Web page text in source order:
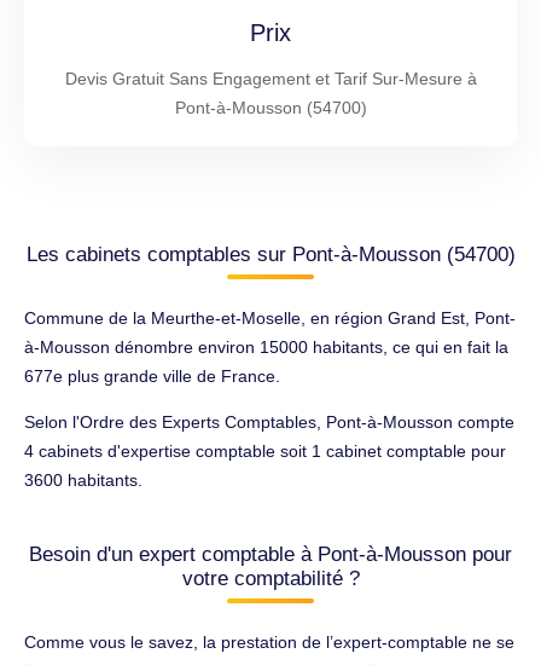
Prix
Devis Gratuit Sans Engagement et Tarif Sur-Mesure à
Pont-à-Mousson (54700)
Les cabinets comptables sur Pont-à-Mousson (54700)
Commune de la Meurthe-et-Moselle, en région Grand Est, Pont-
à-Mousson dénombre environ 15000 habitants, ce qui en fait la
677e plus grande ville de France.
Selon l'Ordre des Experts Comptables, Pont-à-Mousson compte
4 cabinets d'expertise comptable soit 1 cabinet comptable pour
3600 habitants.
Besoin d'un expert comptable à Pont-à-Mousson pour
votre comptabilité ?
Comme vous le savez, la prestation de l’expert-comptable ne se